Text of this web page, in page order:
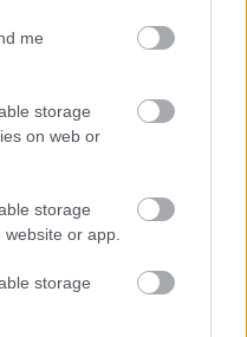
me
storage
on web or
storage
or app.
storage